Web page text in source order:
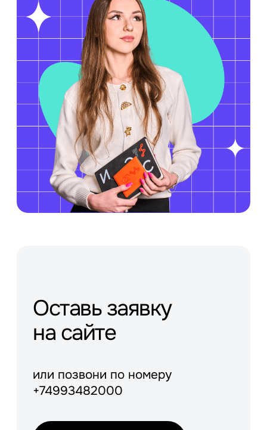
Оставь заявку
на сайте
или позвони по номеру
+74993482000